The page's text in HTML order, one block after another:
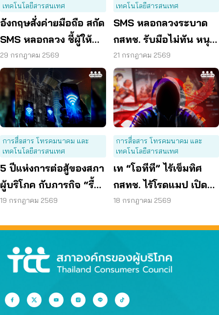
เทคโนโลยีสารสนเทศ
อังกฤษสั่งค่ายมือถือ สกัด
SMS หลอกลวง ชี้ผู้ให้
บริการต้องร่วมรับผิด
29 กรกฎาคม 2569
เทคโนโลยีสารสนเทศ
SMS หลอกลวงระบาด
กสทช. รับมือไม่ทัน หนุน
ใช้ พ.ร.ก. ไซเบอร์ เข้มข้น
21 กรกฎาคม 2569
การสื่อสาร โทรคมนาคม และ
เทคโนโลยีสารสนเทศ
5 ปีแห่งการต่อสู้ของสภา
ผู้บริโภค กับภารกิจ “รื้อ
กสทช.” เพื่อทวงคืนสิทธิ
19 กรกฎาคม 2569
การสื่อสาร โทรคมนาคม และ
เทคโนโลยีสารสนเทศ
เท “โอทีที” ไร้เข็มทิศ
กสทช. ไร้โรดแมป เปิด
ช่องมิจฉาชีพหลอกผู้
18 กรกฎาคม 2569